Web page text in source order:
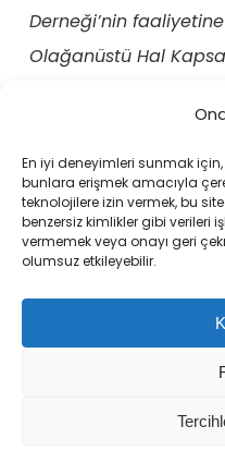
En iyi deneyimleri sunmak
bunlara erişmek amacıyla
teknolojilere izin vermek, bu
benzersiz kimlikler gibi verileri
vermemek veya onayı geri
olumsuz etkileyebilir.
Derneği’nin
Olağanüstü Hal
Kararnameyle (KHK/
örgütlerin imzası
alamamaktadır.
Sığınaklar ve